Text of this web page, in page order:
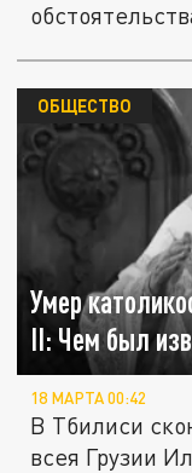
Умер
II: Чем был
ОБЩЕСТВО
18 МАРТА 00:42
В Тбилиси
всея Грузии